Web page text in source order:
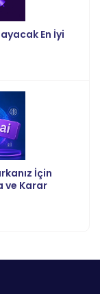
En İyi
İçin
ve Karar